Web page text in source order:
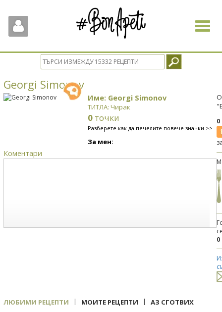
Toggle
Georgi Simonov
Име: Georgi Simonov
ТИТЛА: Чирак
0 точки
Разберете как да печелите повече значки >>
За мен:
Коментари
0
ЛЮБИМИ РЕЦЕПТИ | МОИТЕ РЕЦЕПТИ | АЗ СГОТВИХ